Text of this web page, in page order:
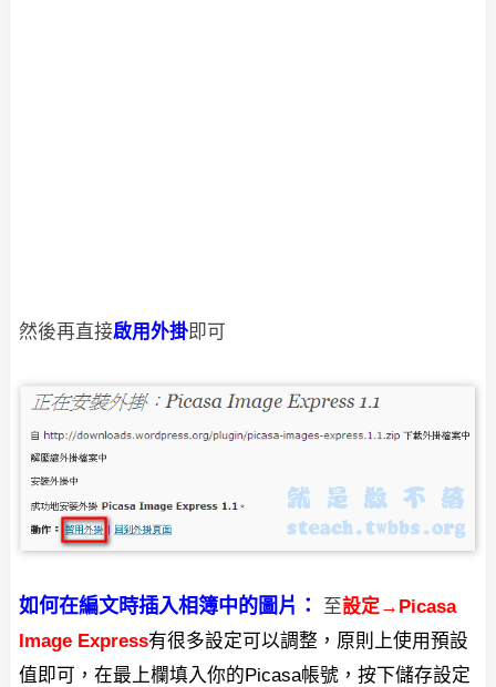
然後再直接啟用外掛即可
如何在編文時插入相簿中的圖片： 至設定→Picasa
Image Express有很多設定可以調整，原則上使用預設
值即可，在最上欄填入你的Picasa帳號， 按下儲存設定